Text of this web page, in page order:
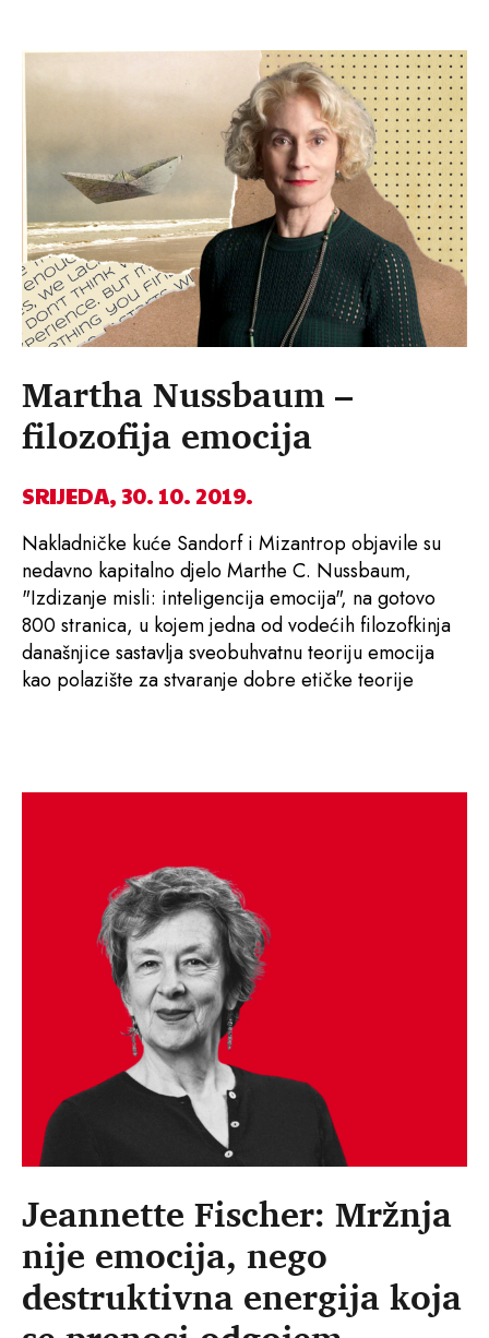
Martha Nussbaum –
filozofija emocija
SRIJEDA, 30. 10. 2019.
Nakladničke kuće Sandorf i Mizantrop objavile su
nedavno kapitalno djelo Marthe C. Nussbaum,
"Izdizanje misli: inteligencija emocija", na gotovo
800 stranica, u kojem jedna od vodećih filozofkinja
današnjice sastavlja sveobuhvatnu teoriju emocija
kao polazište za stvaranje dobre etičke teorije
Jeannette Fischer: Mržnja
nije emocija, nego
destruktivna energija koja